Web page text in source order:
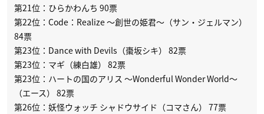
第21位：ひらかわんち 90票
第22位：Code：Realize 〜創世の姫君〜（サン・ジェルマン）
84票
第23位：Dance with Devils（棗坂シキ） 82票
第23位：マギ（練白雄） 82票
第23位：ハートの国のアリス 〜Wonderful Wonder World〜
（エース） 82票
第26位：妖怪ウォッチ シャドウサイド（コマさん） 77票